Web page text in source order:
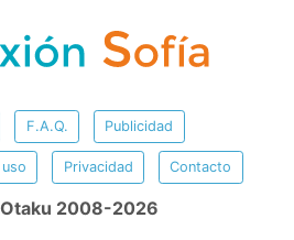
F.A.Q. Publicidad
Privacidad Contacto
2008-2026